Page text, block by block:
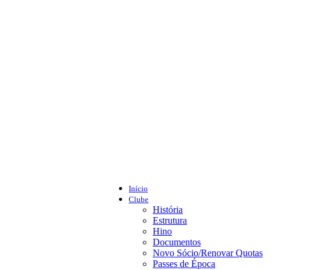
Início
Clube
História
Estrutura
Hino
Documentos
Novo Sócio/Renovar Quotas
Passes de Época